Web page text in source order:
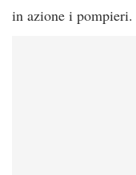
in azione i pompieri.